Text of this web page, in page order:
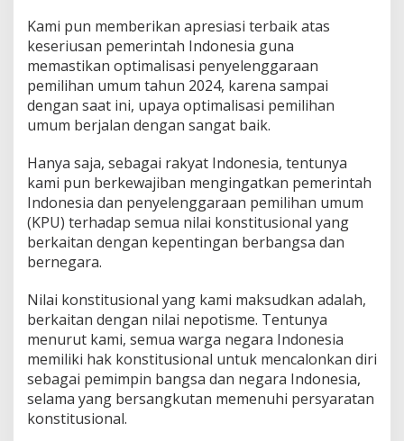
Kami pun memberikan apresiasi terbaik atas
keseriusan pemerintah Indonesia guna
memastikan optimalisasi penyelenggaraan
pemilihan umum tahun 2024, karena sampai
dengan saat ini, upaya optimalisasi pemilihan
umum berjalan dengan sangat baik.
Hanya saja, sebagai rakyat Indonesia, tentunya
kami pun berkewajiban mengingatkan pemerintah
Indonesia dan penyelenggaraan pemilihan umum
(KPU) terhadap semua nilai konstitusional yang
berkaitan dengan kepentingan berbangsa dan
bernegara.
Nilai konstitusional yang kami maksudkan adalah,
berkaitan dengan nilai nepotisme. Tentunya
menurut kami, semua warga negara Indonesia
memiliki hak konstitusional untuk mencalonkan diri
sebagai pemimpin bangsa dan negara Indonesia,
selama yang bersangkutan memenuhi persyaratan
konstitusional.